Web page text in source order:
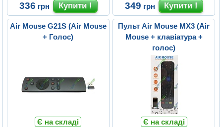
336 грн 349 грн
Air Mouse G21S (Air Mouse
+ Голос)
Є на складі
Пульт Air Mouse MX3 (Air
Mouse + клавіатура +
голос)
Є на складі